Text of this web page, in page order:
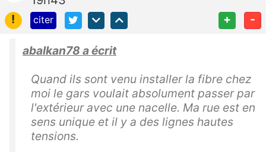
!
citer + -
abalkan78 a écrit
Quand ils sont venu installer la fibre chez
moi le gars voulait absolument passer par
l'extérieur avec une nacelle. Ma rue est en
sens unique et il y a des lignes hautes
tensions.